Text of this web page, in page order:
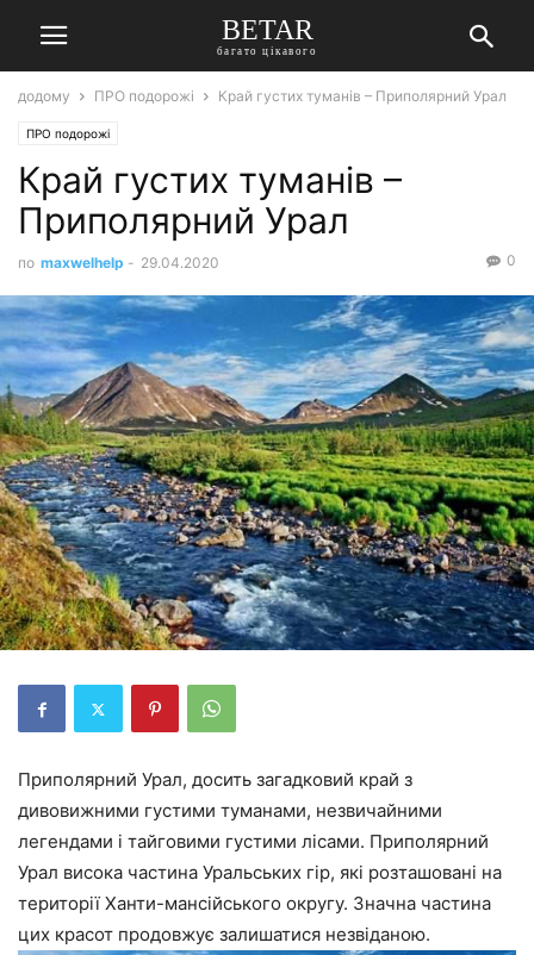
BETAR
багато цікавого
додому ПРО подорожі Край густих туманів – Приполярний Урал
ПРО подорожі
Край густих туманів –
Приполярний Урал
по maxwelhelp - 29.04.2020 0
Приполярний Урал, досить загадковий край з
дивовижними густими туманами, незвичайними
легендами і тайговими густими лісами. Приполярний
Урал висока частина Уральських гір, які розташовані на
території Ханти-мансійського округу. Значна частина
цих красот продовжує залишатися незвіданою.